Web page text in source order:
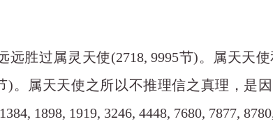
远胜过属灵天使(2718, 9995节)。属天天
节)。属天天使之所以不推理信之真理，
1898, 1919, 3246, 4448, 7680, 7877,